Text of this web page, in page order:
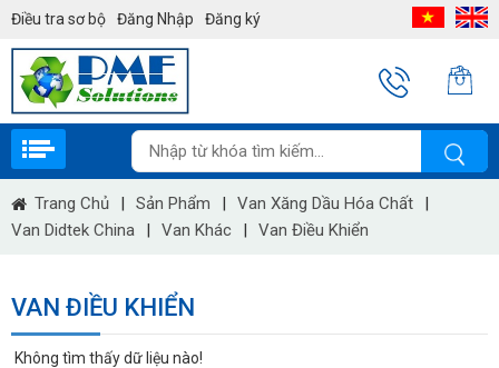
Điều tra sơ bộ Đăng Nhập Đăng ký
Trang Chủ | Sản Phẩm | Van Xăng Dầu Hóa Chất
|
Van Didtek China
| Van Khác | Van Điều Khiển
VAN ĐIỀU KHIỂN
Không tìm thấy dữ liệu nào!